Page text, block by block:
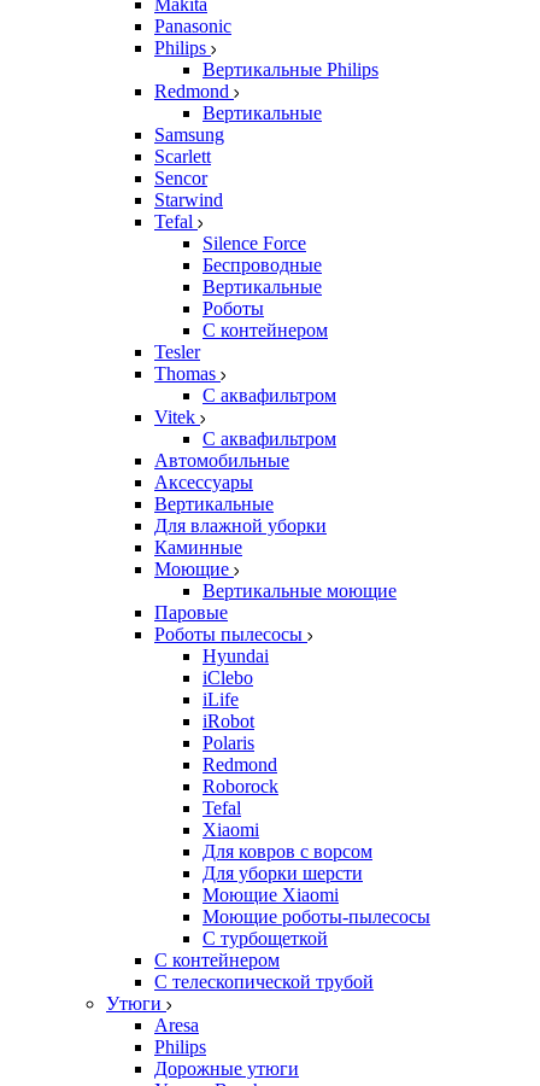
Makita
Panasonic
Philips
Вертикальные Philips
Redmond
Вертикальные
Samsung
Scarlett
Sencor
Starwind
Tefal
Silence Force
Беспроводные
Вертикальные
Роботы
С контейнером
Tesler
Thomas
С аквафильтром
Vitek
С аквафильтром
Автомобильные
Аксессуары
Вертикальные
Для влажной уборки
Каминные
Моющие
Вертикальные моющие
Паровые
Роботы пылесосы
Hyundai
iClebo
iLife
iRobot
Polaris
Redmond
Roborock
Tefal
Xiaomi
Для ковров с ворсом
Для уборки шерсти
Моющие Xiaomi
Моющие роботы-пылесосы
С турбощеткой
С контейнером
С телескопической трубой
Утюги
Aresa
Philips
Дорожные утюги